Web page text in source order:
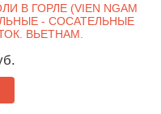
В ГОРЛЕ (VIEN NGAM
- СОСАТЕЛЬНЫЕ
ВЬЕТНАМ.